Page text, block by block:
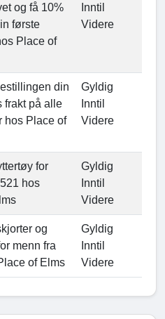
og få 10%
første
Place of
Inntil
Videre
din
frakt på alle
hos Place of
Gyldig
Inntil
Videre
for
hos
Gyldig
Inntil
Videre
og
menn fra
of Elms
Gyldig
Inntil
Videre